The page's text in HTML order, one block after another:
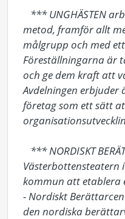
metod, framför allt
målgrupp och med
Föreställningarna är
och ge dem kraft att
Avdelningen
företag som ett sätt
Västerbottensteatern
kommun att etablera
- Nordiskt
den nordiska